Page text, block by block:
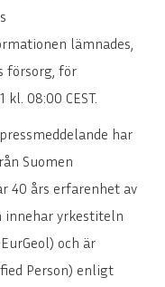
lämnades,
försorg, för
08:00 CEST.
har
Suomen
40 års erfarenhet av
innehar yrkestiteln
och är
Person) enligt